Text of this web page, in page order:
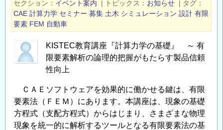
し
て、
う
一
踏
み
出
し
セクション
イベント案内 | トピックス お知らせ | タグ
CAE 計算力学 セミナー 募集 土木 シミュレーション 設計 有限
要素 FEM 自動車
KISTEC教育講座『計算力学の基礎』 ～ 有
限要素解析の論理的把握がもたらす製品信頼
性向上
ＣＡＥソフトウェアを効果的に働かせる鍵は、有限
要素法（ＦＥＭ）にあります。本講座は、現象の基礎
方程式（支配方程式）からはじまり、さまざまな物理
現象を統一的に解析するツールとなる有限要素法の基